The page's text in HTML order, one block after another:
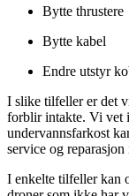
Bytte thrustere
Bytte kabel
Endre utstyr
I slike tilfeller er det
forblir intakte. Vi vet
undervannsfarkost
service og
I enkelte tilfeller kan